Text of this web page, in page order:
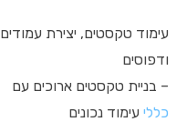
עימוד טקסטים, יצירת עמודים
ודפוסים
– בניית טקסטים ארוכים עם
כללי עימוד נכונים